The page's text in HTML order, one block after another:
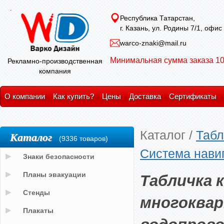
Рекламно-производственная
компания
Республика Татарстан,
г. Казань, ул. Родины 7/1, офис
warco-znaki@mail.ru
Минимальная сумма заказа
О компании Как купить? Цены Доставка Сертификаты
Каталог /
Система
Табличка
Каталог (9336 товаров)
Знаки безопасности
Планы эвакуации
Стенды
Плакаты